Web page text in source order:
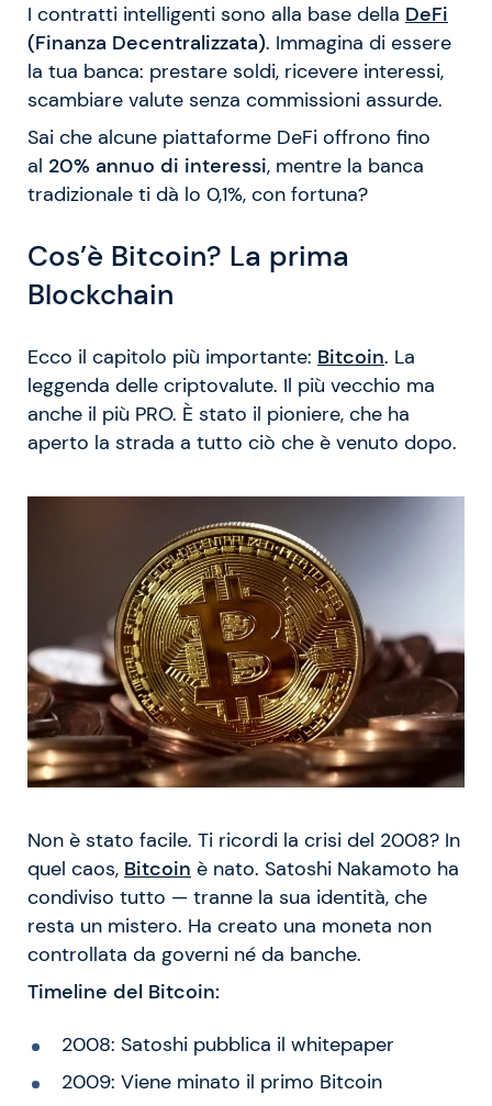
I contratti intelligenti sono alla base della DeFi
(Finanza Decentralizzata). Immagina di essere
la tua banca: prestare soldi, ricevere interessi,
scambiare valute senza commissioni assurde.
Sai che alcune piattaforme DeFi offrono fino
al 20% annuo di interessi, mentre la banca
tradizionale ti dà lo 0,1%, con fortuna?
Cos’è Bitcoin? La prima
Blockchain
Ecco il capitolo più importante: Bitcoin. La
leggenda delle criptovalute. Il più vecchio ma
anche il più PRO. È stato il pioniere, che ha
aperto la strada a tutto ciò che è venuto dopo.
Non è stato facile. Ti ricordi la crisi del 2008? In
quel caos, Bitcoin è nato. Satoshi Nakamoto ha
condiviso tutto — tranne la sua identità, che
resta un mistero. Ha creato una moneta non
controllata da governi né da banche.
Timeline del Bitcoin:
2008: Satoshi pubblica il whitepaper
2009: Viene minato il primo Bitcoin